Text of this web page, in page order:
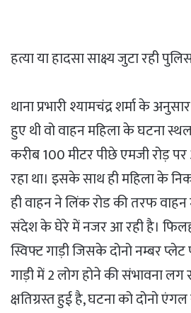
हत्या या हादसा साक्ष्य जुटा रही
थाना प्रभारी श्यामचंद्र शर्मा के
हुए थी वो वाहन महिला के घटना
करीब 100 मीटर पीछे एमजी रोड़
रहा था। इसके साथ ही महिला के
ही वाहन ने लिंक रोड की तरफ
संदेश के घेरे में नजर आ रही है।
स्विफ्ट गाड़ी जिसके दोनो नम्बर प्लेट
गाड़ी में 2 लोग होने की संभावना लग
क्षतिग्रस्त हुई है, घटना को दोनो